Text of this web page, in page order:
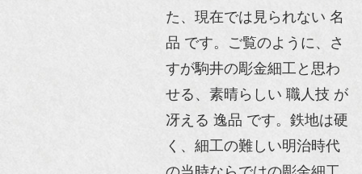
た、現在では見られない 名
品 です。ご覧のように、さ
すが駒井の彫金細工と思わ
せる、素晴らしい 職人技 が
冴える 逸品 です。鉄地は硬
く、細工の難しい明治時代